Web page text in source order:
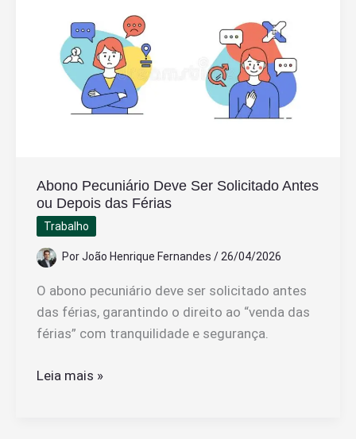
Afastado
pelo
INSS
Resolver
Abono Pecuniário Deve Ser Solicitado Antes
ou Depois das Férias
Trabalho
PorJoão Henrique Fernandes / 26/04/2026
O abono pecuniário deve ser solicitado antes
das férias, garantindo o direito ao “venda das
férias” com tranquilidade e segurança.
Abono
Leia mais »